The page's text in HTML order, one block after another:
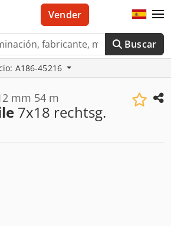
Buscar
Vender
A186-45216
mm 54 m
7x18 rechtsg.